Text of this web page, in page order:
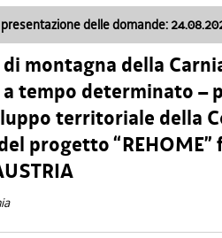
delle domande:
montagna della
a tempo determinato –
territoriale della
progetto